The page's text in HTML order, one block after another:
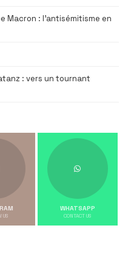
Macron : l’antisémitisme en
: vers un tournant
US
WHATSAPP
CONTACT US